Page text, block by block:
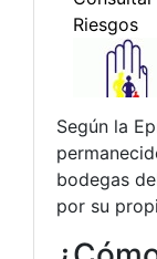
Según la
bodegas
por su